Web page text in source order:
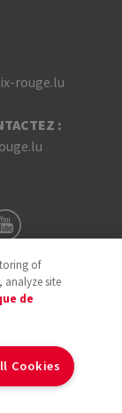
rouge.lu
:
of
analyze site
de
Cookies